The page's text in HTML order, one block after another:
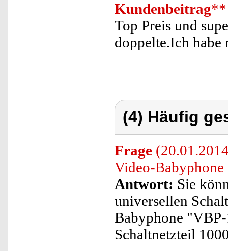
Kundenbeitrag**
Top Preis und
doppelte.Ich
(4) Häufig
Frage
Video-
Antwort: Sie
universellen
Babyphone
Schaltnetzteil